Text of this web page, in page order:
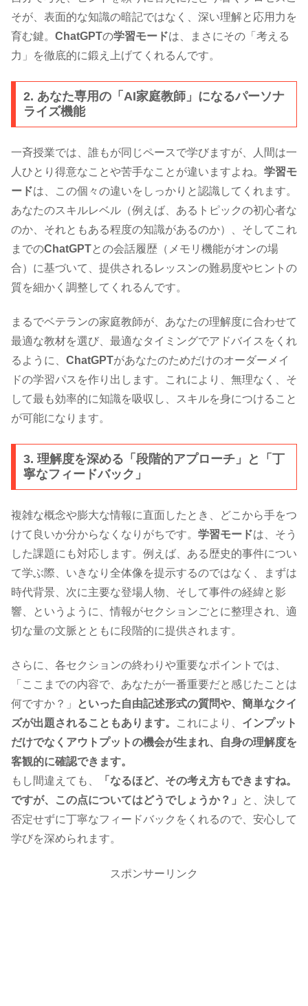
そが、表面的な知識の暗記ではなく、深い理解と応用力を
育む鍵。 ChatGPTの学習モードは、まさにその「考える
力」を徹底的に鍛え上げてくれるんです。
2. あなた専用の「AI家庭教師」になるパーソナ
ライズ機能
一斉授業では、誰もが同じペースで学びますが、人間は一
人ひとり得意なことや苦手なことが違いますよね。 学習モ
ードは、この個々の違いをしっかりと認識してくれます。
あなたのスキルレベル（例えば、あるトピックの初心者な
のか、それともある程度の知識があるのか）、そしてこれ
までのChatGPTとの会話履歴（メモリ機能がオンの場
合）に基づいて、提供されるレッスンの難易度やヒントの
質を細かく調整してくれるんです。
まるでベテランの家庭教師が、あなたの理解度に合わせて
最適な教材を選び、最適なタイミングでアドバイスをくれ
るように、 ChatGPTがあなたのためだけのオーダーメイ
ドの学習パスを作り出します。これにより、無理なく、そ
して最も効率的に知識を吸収し、スキルを身につけること
が可能になります。
3. 理解度を深める「段階的アプローチ」と「丁
寧なフィードバック」
複雑な概念や膨大な情報に直面したとき、どこから手をつ
けて良いか分からなくなりがちです。 学習モードは、そう
した課題にも対応します。例えば、ある歴史的事件につい
て学ぶ際、いきなり全体像を提示するのではなく、まずは
時代背景、次に主要な登場人物、そして事件の経緯と影
響、というように、情報がセクションごとに整理され、適
切な量の文脈とともに段階的に提供されます。
さらに、各セクションの終わりや重要なポイントでは、
「ここまでの内容で、あなたが一番重要だと感じたことは
何ですか？」
といった自由記述形式の質問や、簡単なクイ
ズが出題されることもあります。
これにより、 インプット
だけでなくアウトプットの機会が生まれ、自身の理解度を
客観的に確認できます。
もし間違えても、
「なるほど、その考え方もできますね。
ですが、この点についてはどうでしょうか？」
と、決して
否定せずに丁寧なフィードバックをくれるので、安心して
学びを深められます。
スポンサーリンク